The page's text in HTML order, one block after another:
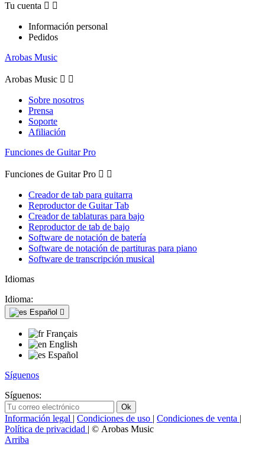
Tu cuenta  
Información personal
Pedidos
Arobas Music
Arobas Music  
Sobre nosotros
Prensa
Soporte
Afiliación
Funciones de Guitar Pro
Funciones de Guitar Pro  
Creador de tab para guitarra
Reproductor de Guitar Tab
Creador de tablaturas para bajo
Reproductor de tab de bajo
Software de notación de batería
Software de notación de partituras para piano
Software de transcripción musical
Idiomas
Idioma:
Español 
Français
English
Español
Síguenos
Síguenos:
Información legal | Condiciones de uso | Condiciones de venta |
Política de privacidad | © Arobas Music
Arriba